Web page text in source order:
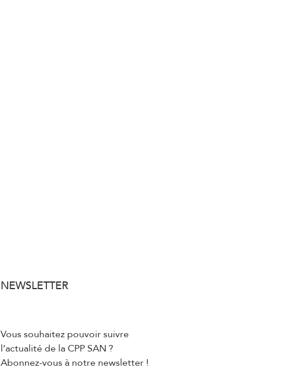
NEWSLETTER
Vous souhaitez pouvoir suivre
l’actualité de la CPP SAN ?
Abonnez-vous à notre newsletter !